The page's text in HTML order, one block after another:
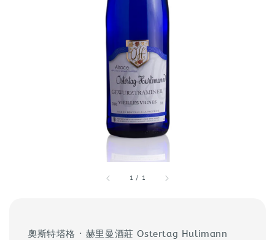
1 / 1
奧斯特塔格 · 赫里曼酒莊 Ostertag Hulimann